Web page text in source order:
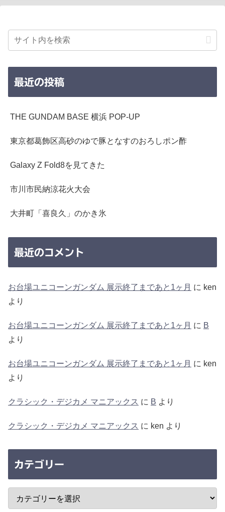
最近の投稿
THE GUNDAM BASE 横浜 POP-UP
東京都葛飾区高砂のゆで豚となすのおろしポン酢
Galaxy Z Fold8を見てきた
市川市民納涼花火大会
大井町「喜良久」のかき氷
最近のコメント
お台場ユニコーンガンダム 展示終了まであと1ヶ月 に ken
より
お台場ユニコーンガンダム 展示終了まであと1ヶ月 に B
より
お台場ユニコーンガンダム 展示終了まであと1ヶ月 に ken
より
クラシック・デジカメ マニアックス に B より
クラシック・デジカメ マニアックス に ken より
カテゴリー